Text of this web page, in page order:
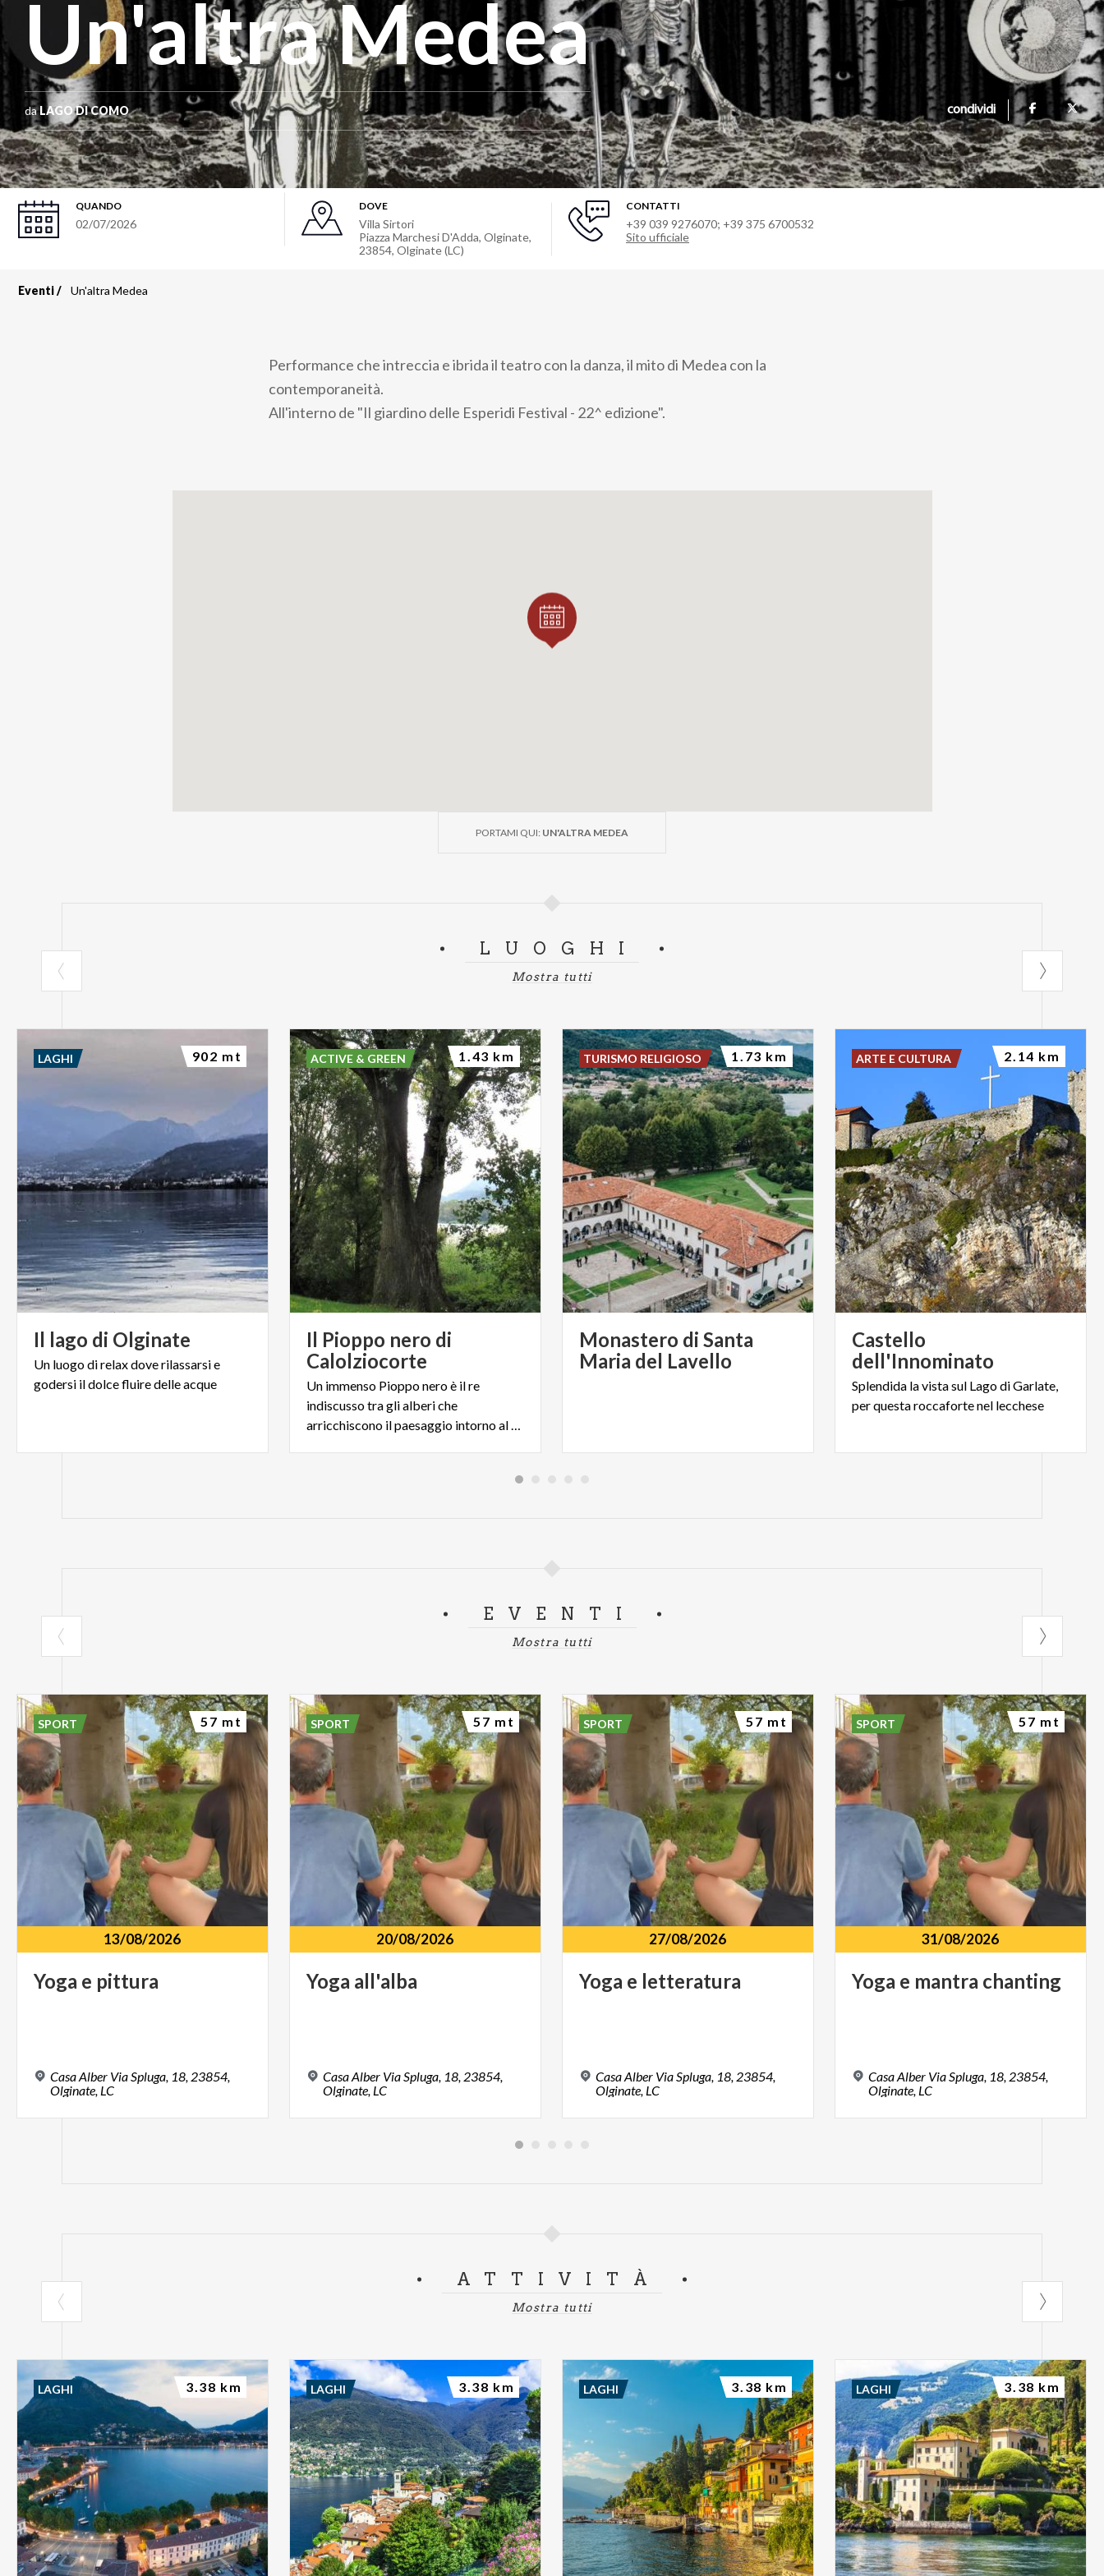
Un'altra Medea
daLAGO DI COMO condividi
QUANDO
02/07/2026
DOVE
Villa Sirtori
Piazza Marchesi D'Adda, Olginate,
23854, Olginate (LC)
CONTATTI
+39 039 9276070; +39 375 6700532
Sito ufficiale
Eventi Un'altra Medea
Performance che intreccia e ibrida il teatro con la danza, il mito di Medea con la
contemporaneità.
All'interno de "Il giardino delle Esperidi Festival - 22^ edizione".
PORTAMI QUI: UN'ALTRA MEDEA
LUOGHI
Mostra tutti
Il lago di Olginate
Un luogodirelaxdoverilassarsie
godersi ildolcefluiredelleacque
LAGHI 902 mt
Il Pioppo nero di
Calolziocorte
Un immenso Pioppo nero è il re
indiscusso tra gli alberi che
arricchiscono il paesaggio intorno al Lago di Olginate.
ACTIVE & GREEN 1.43 km
Monastero di Santa
Maria del Lavello
TURISMO RELIGIOSO 1.73 km
Castello
dell'Innominato
Splendida lavistasul LagodiGarlate,
perquestaroccafortenel lecchese
ARTE E CULTURA 2.14 km
EVENTI
Mostra tutti
13/08/2026
Yoga e pittura
Casa Alber Via Spluga, 18, 23854,
Olginate, LC
SPORT 57 mt
20/08/2026
Yoga all'alba
Casa Alber Via Spluga, 18, 23854,
Olginate, LC
SPORT 57 mt
27/08/2026
Yoga e letteratura
Casa Alber Via Spluga, 18, 23854,
Olginate, LC
SPORT 57 mt
31/08/2026
Yoga e mantra chanting
Casa Alber Via Spluga, 18, 23854,
Olginate, LC
SPORT 57 mt
ATTIVITÀ
Mostra tutti
LAGHI 3.38 km LAGHI 3.38 km LAGHI 3.38 km LAGHI 3.38 km